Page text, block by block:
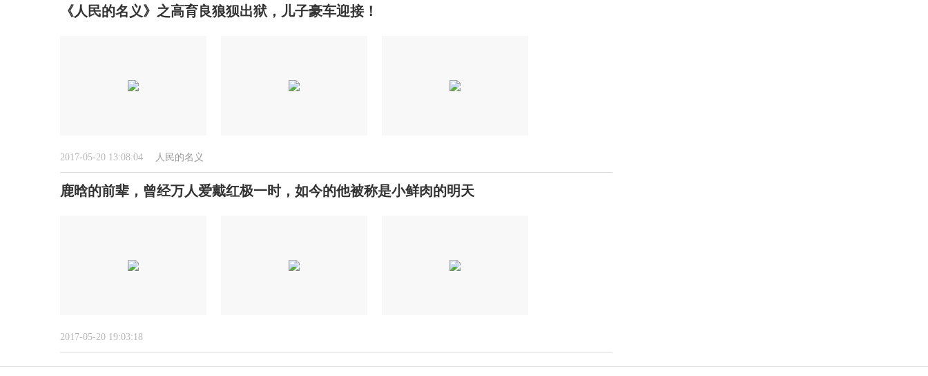
《人民的名义》之高育良狼狈出狱，儿子豪车迎接！
2017-05-20 13:08:04 人民的名义
鹿晗的前辈，曾经万人爱戴红极一时，如今的他被称是小鲜肉的明天
2017-05-20 19:03:18